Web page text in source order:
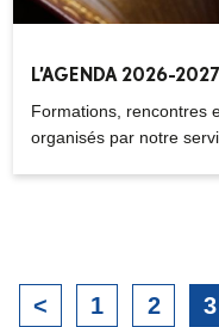
L’AGENDA 2026-
Formations, rencontres
organisés par notre
< 1 2 3